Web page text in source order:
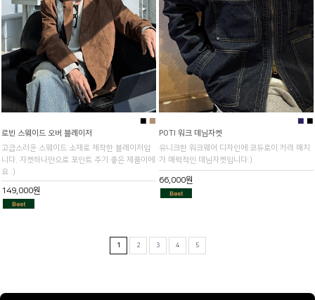
■
■
로빈 스웨이드 오버 블레이저
고급스러운 스웨이드 소재로 제작한 블레이저입
니다. 자켓하나만으로 포인트 주기 좋은 제품이에
요 :)
149,000원
■ ■
POTI 워크 데님자켓
유니크한 워크웨어 디자인에 코듀로이 카라 매치
가 매력적인 데님자켓입니다:)
66,000원
1 2 3 4 5